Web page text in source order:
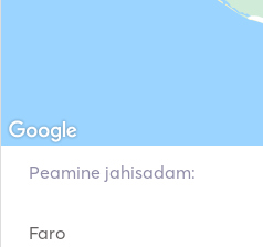
Peamine jahisadam:
Faro